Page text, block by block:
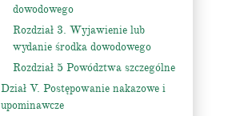
dowodowego
Rozdział 3. Wyjawienie lub
wydanie środka dowodowego
Rozdział 5 Powództwa szczególne
Dział V. Postępowanie nakazowe i
upominawcze